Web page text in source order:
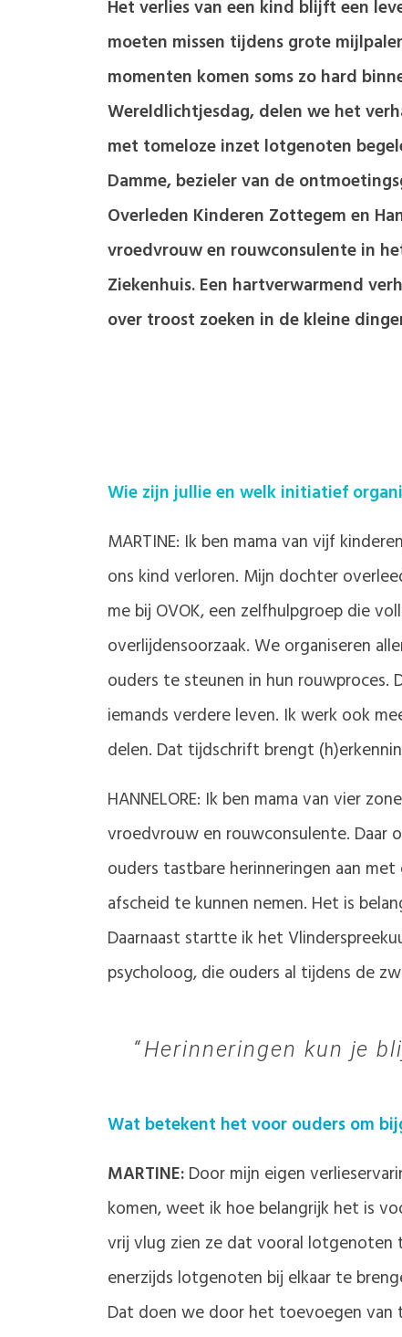
Het verlies van een kind blijft een
moeten missen tijdens grote
momenten komen soms zo hard
Wereldlichtjesdag, delen we het
met tomeloze inzet lotgenoten
Damme, bezieler van de
Overleden Kinderen Zottegem en
vroedvrouw en rouwconsulente in
Ziekenhuis. Een hartverwarmend
over troost zoeken in de kleine
Wie zijn jullie en welk initiatief
MARTINE: Ik ben mama van vijf
ons kind verloren. Mijn dochter
me bij OVOK, een zelfhulpgroep die
overlijdensoorzaak. We organiseren
ouders te steunen in hun
iemands verdere leven. Ik werk ook
delen. Dat tijdschrift brengt
HANNELORE: Ik ben mama van vier
vroedvrouw en rouwconsulente. Daar
ouders tastbare herinneringen aan
afscheid te kunnen nemen. Het is
Daarnaast startte ik het
psycholoog, die ouders al tijdens de
Herinneringen kun je
Wat betekent het voor ouders om
MARTINE: Door mijn eigen
komen, weet ik hoe belangrijk het is
vrij vlug zien ze dat vooral lotgenoten
enerzijds lotgenoten bij elkaar te
Dat doen we door het toevoegen van